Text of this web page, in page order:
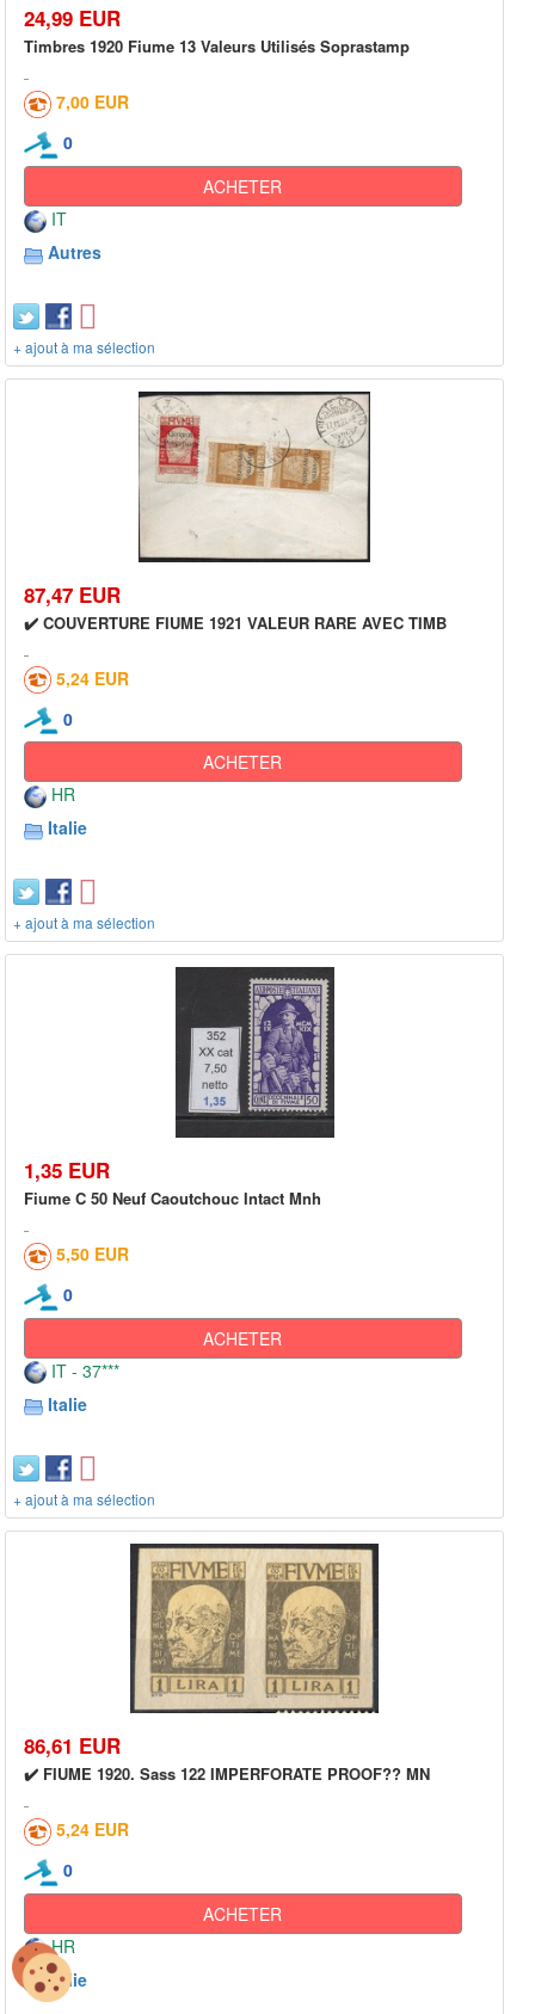
24,99 EUR
Timbres 1920 Fiume 13 Valeurs Utilisés Soprastamp
7,00 EUR
0
ACHETER
IT
Autres
+ ajout à ma sélection
87,47 EUR
✔️ COUVERTURE FIUME 1921 VALEUR RARE AVEC TIMB
5,24 EUR
0
ACHETER
HR
Italie
+ ajout à ma sélection
1,35 EUR
Fiume C 50 Neuf Caoutchouc Intact Mnh
5,50 EUR
0
ACHETER
IT - 37***
Italie
+ ajout à ma sélection
86,61 EUR
✔️ FIUME 1920. Sass 122 IMPERFORATE PROOF?? MN
5,24 EUR
0
ACHETER
HR
Italie